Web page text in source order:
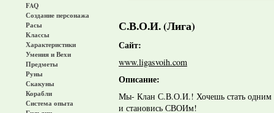
FAQ
Создание персонажа
Расы
Классы
Характеристики
Умения и Вехи
Предметы
Руны
Скакуны
Корабли
Система опыта
С.В.О.И. (Лига)
Сайт:
www.ligasvoih.com
Описание:
Мы- Клан С.В.О.И.! Хочешь стать одним
и становись СВОИм!